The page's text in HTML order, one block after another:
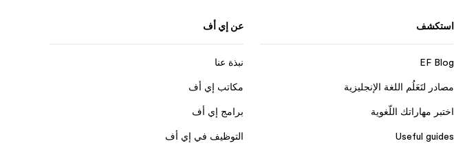
استكشف
EF Blog
مصادر لتَعَلُم اللغة الإنجليزية
اختبر مهاراتك اللّغوية
Useful guides
عن إي أف
نبذة عنا
مكاتب إي أف
برامج إي أف
التوظيف في إي أف